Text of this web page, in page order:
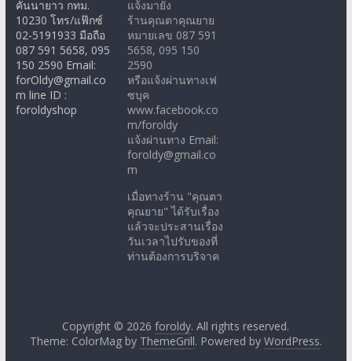
คันนายาว กทม.
10230 โทร/แฟ๊กซ์
02-5191933 มือถือ
087 591 5658, 095
150 2590 Email:
forOldy@gmail.co
m line ID :
foroldyshop
แจ้งมายัง
ร้านคุณตาคุณยาย
หมายเลข 087 591
5658, 095 150
2590
หรือแจ้งผ่านทางเฟ
ซบุค
www.facebook.co
m/foroldy
แจ้งผ่านทาง Email:
foroldy@gmail.co
m
เมื่อทางร้าน "คุณตา
คุณยาย" ได้รับเรื่อง
แล้วจะประสานเรื่อง
วันเวลาไปรับของที่
ท่านต้องการบริจาค
Copyright © 2026foroldy. All rights reserved.
Theme: ColorMag by ThemeGrill. Powered by WordPress.